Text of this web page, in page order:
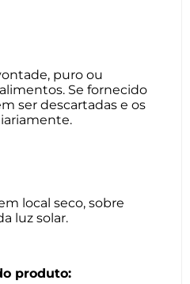
puro ou
Se fornecido
ser descartadas e os
local seco, sobre
luz solar.
produto: